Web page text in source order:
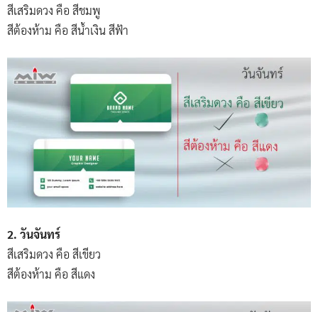
สีเสริมดวง คือ สีชมพู
สีต้องห้าม คือ สีน้ำเงิน สีฟ้า
2. วันจันทร์
สีเสริมดวง คือ สีเขียว
สีต้องห้าม คือ สีแดง